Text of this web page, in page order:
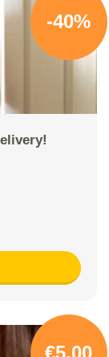
-40%